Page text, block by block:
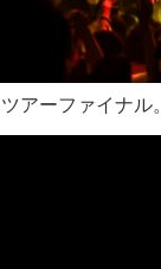
アーファイナル。